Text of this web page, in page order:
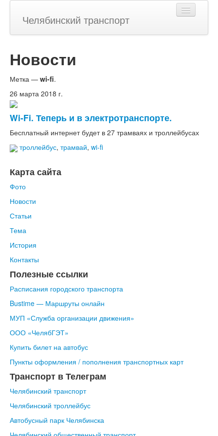
Челябинский транспорт
Фото
Темы
История
Новости
Метка — wi-fi.
26 марта 2018 г.
Wi-Fi. Теперь и в электротранспорте.
Бесплатный интернет будет в 27 трамваях и троллейбусах
троллейбус, трамвай, wi-fi
Карта сайта
Фото
Новости
Статьи
Тема
История
Контакты
Полезные ссылки
Расписания городского транспорта
Bustime — Маршруты онлайн
МУП «Служба организации движения»
ООО «ЧелябГЭТ»
Купить билет на автобус
Пункты оформления / пополнения транспортных карт
Транспорт в Телеграм
Челябинский транспорт
Челябинский троллейбус
Автобусный парк Челябинска